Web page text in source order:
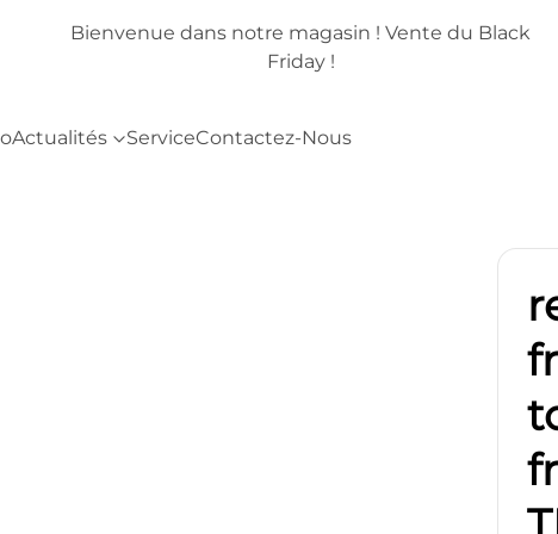
Bienvenue dans notre magasin ! Vente du Black
Friday !
Actualités ServiceContactez-Nous